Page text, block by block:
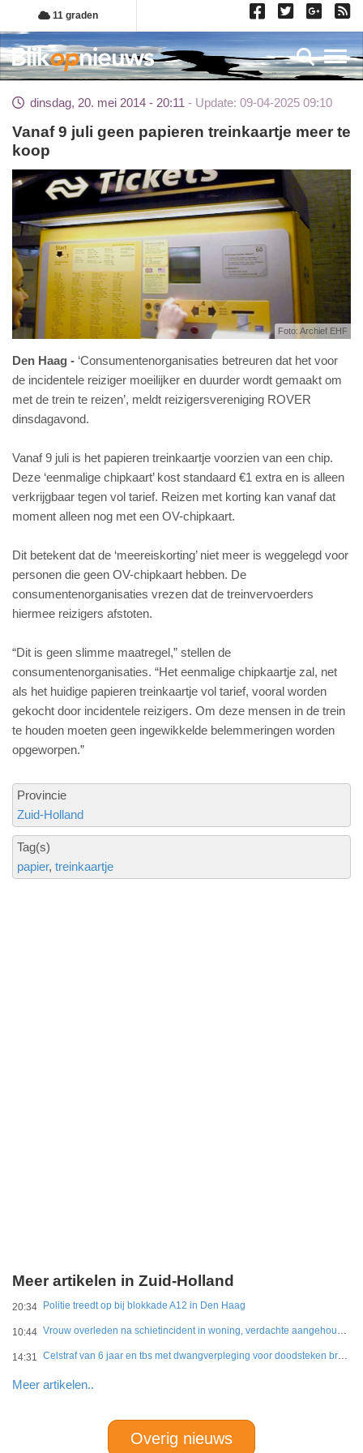
Overslaan
en
naar
de
gaan
11 graden
dinsdag, 20. mei 2014 - 20:11 Update: 09-04-2025 09:10
Vanaf 9 juli geen papieren treinkaartje meer te
koop
Foto: Archief EHF
Den Haag
‘Consumentenorganisaties betreuren dat het voor
de incidentele reiziger moeilijker en duurder wordt gemaakt om
met de trein te reizen’, meldt reizigersvereniging ROVER
dinsdagavond.
Vanaf 9 juli is het papieren treinkaartje voorzien van een chip.
Deze ‘eenmalige chipkaart’ kost standaard €1 extra en is alleen
verkrijgbaar tegen vol tarief. Reizen met korting kan vanaf dat
moment alleen nog met een OV-chipkaart.
Dit betekent dat de ‘meereiskorting’ niet meer is weggelegd voor
personen die geen OV-chipkaart hebben. De
consumentenorganisaties vrezen dat de treinvervoerders
hiermee reizigers afstoten.
“Dit is geen slimme maatregel,” stellen de
consumentenorganisaties. “Het eenmalige chipkaartje zal, net
als het huidige papieren treinkaartje vol tarief, vooral worden
gekocht door incidentele reizigers. Om deze mensen in de trein
te houden moeten geen ingewikkelde belemmeringen worden
opgeworpen.”
Provincie
Zuid-Holland
Tag(s)
papier treinkaartje
Meer artikelen in Zuid-Holland
20:34 Politie treedt op bij blokkade A12 in Den Haag
10:44 Vrouw overleden na schietincident in woning, verdachte aangehouden
14:31 Celstraf van 6 jaar en tbs met dwangverpleging voor doodsteken broer in Gouda
Meer artikelen..
Overig nieuws